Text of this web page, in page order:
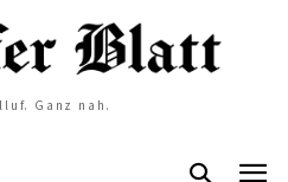
Ganz nah.